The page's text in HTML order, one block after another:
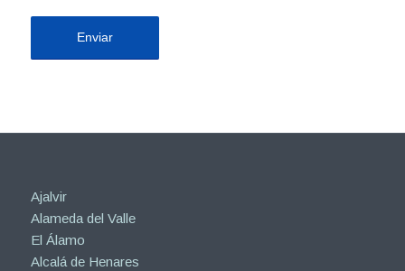
Ajalvir
Alameda del Valle
El Álamo
Alcalá de Henares